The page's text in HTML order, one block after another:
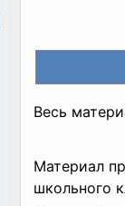
Весь
Материал
школьного